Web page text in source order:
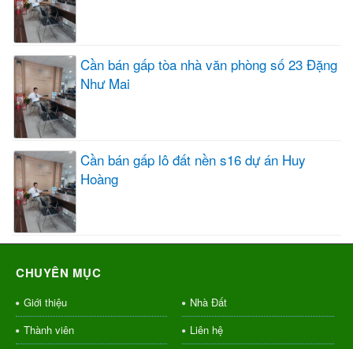
Cần bán gấp tòa nhà văn phòng số 23 Đặng
Như Mai
Cần bán gấp lô đất nền s16 dự án Huy
Hoàng
CHUYÊN MỤC
Giới thiệu
Nhà Đất
Thành viên
Liên hệ